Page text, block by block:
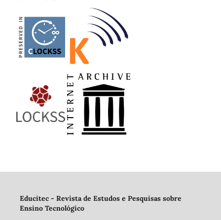
Educitec - Revista de Estudos e Pesquisas sobre
Ensino Tecnológico